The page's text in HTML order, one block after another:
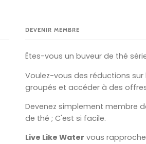
DEVENIR MEMBRE
Êtes-vous un buveur de thé
Voulez-vous des réductions
groupés et accéder à des
Devenez simplement membre
de thé ; C'est si facile.
Live Like Water vous